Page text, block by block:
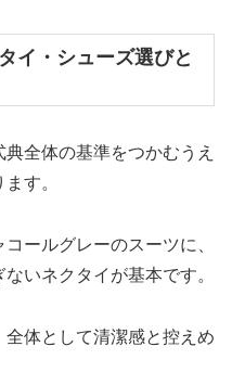
イ・シューズ選びと
全体の基準をつかむうえ
す。
ールグレーのスーツに、
いネクタイが基本です。
体として清潔感と控えめ